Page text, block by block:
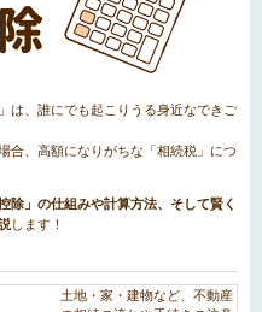
は、誰にでも起こりうる身近なできご
合、高額になりがちな「相続税」につ
控除」の仕組みや計算方法、そして賢く
します！